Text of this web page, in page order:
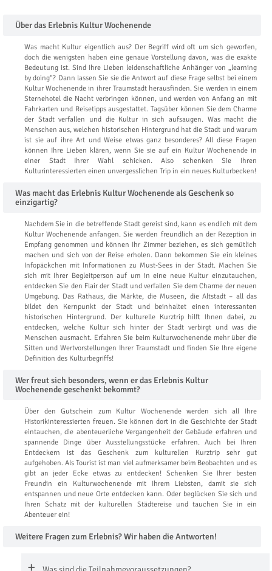
Über das Erlebnis Kultur Wochenende
Was macht Kultur eigentlich aus? Der Begriff wird oft um sich geworfen,
doch die wenigsten haben eine genaue Vorstellung davon, was die exakte
Bedeutung ist. Sind Ihre Lieben leidenschaftliche Anhänger von „learning
by doing“? Dann lassen Sie sie die Antwort auf diese Frage selbst bei einem
Kultur Wochenende in ihrer Traumstadt herausfinden. Sie werden in einem
Sternehotel die Nacht verbringen können, und werden von Anfang an mit
Fahrkarten und Reisetipps ausgestattet. Tagsüber können Sie dem Charme
der Stadt verfallen und die Kultur in sich aufsaugen. Was macht die
Menschen aus, welchen historischen Hintergrund hat die Stadt und warum
ist sie auf ihre Art und Weise etwas ganz besonderes? All diese Fragen
können Ihre Lieben klären, wenn Sie sie auf ein Kultur Wochenende in
einer Stadt Ihrer Wahl schicken. Also schenken Sie Ihren
Kulturinteressierten einen unvergesslichen Trip in ein neues Kulturbecken!
Was macht das Erlebnis Kultur Wochenende als Geschenk so
einzigartig?
Nachdem Sie in die betreffende Stadt gereist sind, kann es endlich mit dem
Kultur Wochenende anfangen. Sie werden freundlich an der Rezeption in
Empfang genommen und können Ihr Zimmer beziehen, es sich gemütlich
machen und sich von der Reise erholen. Dann bekommen Sie ein kleines
Infopäckchen mit Informationen zu Must-Sees in der Stadt. Machen Sie
sich mit Ihrer Begleitperson auf um in eine neue Kultur einzutauchen,
entdecken Sie den Flair der Stadt und verfallen Sie dem Charme der neuen
Umgebung. Das Rathaus, die Märkte, die Museen, die Altstadt – all das
bildet den Kernpunkt der Stadt und beinhaltet einen interessanten
historischen Hintergrund. Der kulturelle Kurztrip hilft Ihnen dabei, zu
entdecken, welche Kultur sich hinter der Stadt verbirgt und was die
Menschen ausmacht. Erfahren Sie beim Kulturwochenende mehr über die
Sitten und Wertvorstellungen Ihrer Traumstadt und finden Sie Ihre eigene
Definition des Kulturbegriffs!
Wer freut sich besonders, wenn er das Erlebnis Kultur
Wochenende geschenkt bekommt?
Über den Gutschein zum Kultur Wochenende werden sich all Ihre
Historikinteressierten freuen. Sie können dort in die Geschichte der Stadt
eintauchen, die abenteuerliche Vergangenheit der Gebäude erfahren und
spannende Dinge über Ausstellungsstücke erfahren. Auch bei Ihren
Entdeckern ist das Geschenk zum kulturellen Kurztrip sehr gut
aufgehoben. Als Tourist ist man viel aufmerksamer beim Beobachten und es
gibt an jeder Ecke etwas zu entdecken! Schenken Sie Ihrer besten
Freundin ein Kulturwochenende mit Ihrem Liebsten, damit sie sich
entspannen und neue Orte entdecken kann. Oder beglücken Sie sich und
Ihren Schatz mit der kulturellen Städtereise und tauchen Sie in ein
Abenteuer ein!
Weitere Fragen zum Erlebnis? Wir haben die Antworten!